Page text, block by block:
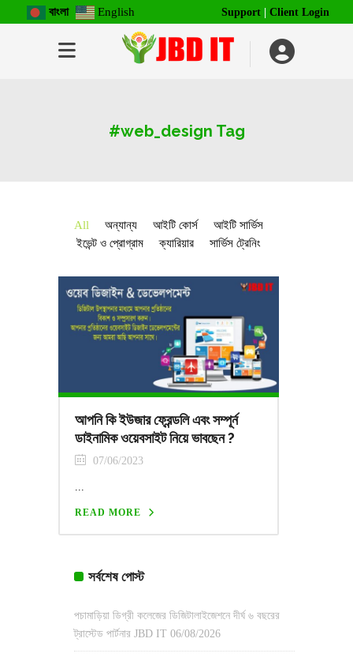
বাংলা English Support Client Login
#web_design Tag
All অন্যান্য আইটি কোর্স
আইটি সার্ভিস
ইভেন্ট ও প্রোগ্রাম
ক্যারিয়ার সার্ভিস ট্রেনিং
আপনি কি ইউজার ফ্রেন্ডলি এবং সম্পূর্ন
ডাইনামিক ওয়েবসাইট নিয়ে ভাবছেন ?
07/06/2023
READ MORE
সর্বশেষ পোস্ট
পচামাড়িয়া ডিগ্রী কলেজের ডিজিটালাইজেশনে দীর্ঘ ৬ বছরের
ট্রাস্টেড পার্টনার JBD IT 06/08/2026